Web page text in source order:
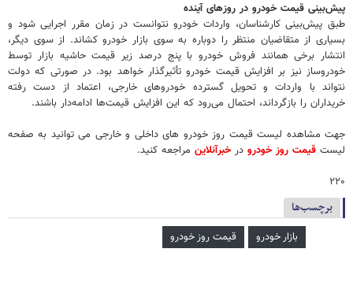
پیش‌بینی قیمت خودرو در روزهای آینده
طبق پیش‌بینی کارشناسان، واردات خودرو نتوانست در زمان مقرر اجرایی شود و
بسیاری از متقاضیان منتظر را دوباره به سوی بازار خودرو کشاند. از سوی دیگر،
انتشار برخی همانند فروش خودرو با پنج درصد زیر قیمت حاشیه بازار توسط
خودروساز نیز بر افزایش قیمت خودرو تأثیرگذار خواهد بود. در صورتی که دولت
نتواند با واردات و تحویل گسترده خودروهای خارجی، اعتماد از دست رفته
خریداران را بازگرداند، احتمال می‌رود که این افزایش قیمت‌ها ادامه‌دار باشند.
جهت مشاهده لیست قیمت روز خودرو های داخلی و خارجی می توانید به صفحه
لیست قیمت روز خودرو درخبرآنلاین مراجعه کنید.
۲۲۰
برچسب‌ها
بازار خودرو قیمت روز خودرو